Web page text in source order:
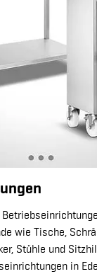
wie Tische,
Stühle und
in